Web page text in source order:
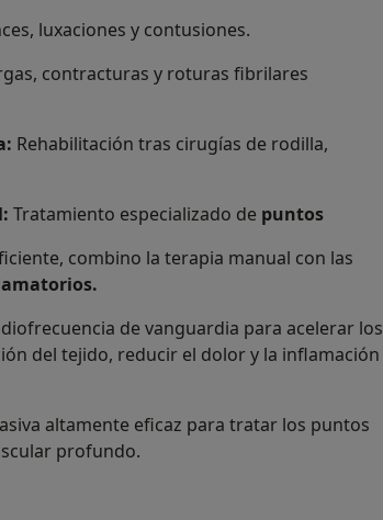
luxaciones y contusiones.
contracturas y roturas fibrilares
Rehabilitación tras cirugías de rodilla,
Tratamiento especializado de puntos
combino la terapia manual con las
de vanguardia para acelerar los
del tejido, reducir el dolor y la inflamación
altamente eficaz para tratar los puntos
profundo.